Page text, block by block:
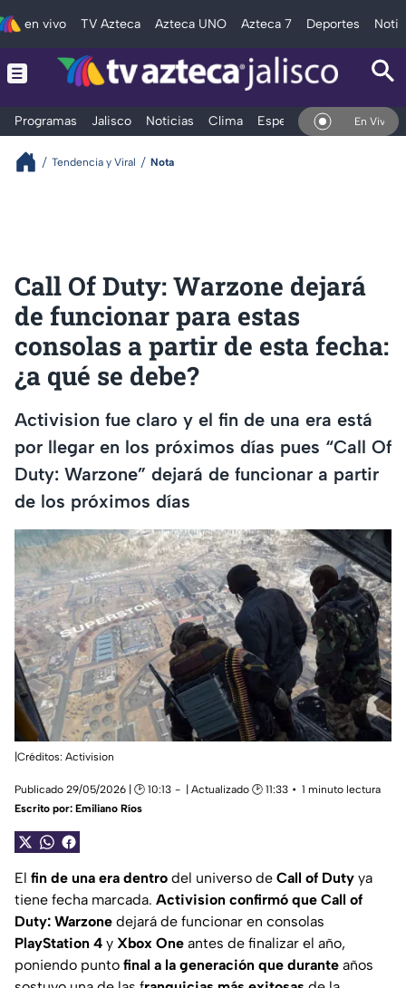
en vivo TV Azteca Azteca UNO Azteca 7 Deportes
Programas Jalisco Noticias Clima Espectáculos Deportes
En Vivo
Tendencia y Viral Nota
Call Of Duty: Warzone dejará
de funcionar para estas
consolas a partir de esta fecha:
¿a qué se debe?
Activision fue claro y el fin de una era está
por llegar en los próximos días pues “Call Of
Duty: Warzone” dejará de funcionar a partir
de los próximos días
|Créditos: Activision
Publicado 29/05/2026 | 🕑 10:13 | Actualizado 🕑 11:33
1 minuto lectura
Escrito por: Emiliano Ríos
El fin de una era dentro del universo de Call of Duty ya
tiene fecha marcada. Activision confirmó que Call of
Duty: Warzone dejará de funcionar en consolas
PlayStation 4 y Xbox One antes de finalizar el año,
poniendo punto final a la generación que durante años